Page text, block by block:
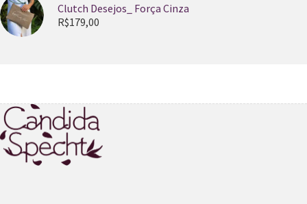
Clutch Desejos_ Força Cinza
R$179,00